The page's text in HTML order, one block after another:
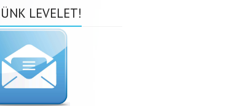
LEVELET!